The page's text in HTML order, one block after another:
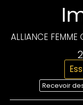
ALLIANCE FEMME
Recevoir